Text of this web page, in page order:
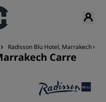
Radisson Blu Hotel, Marrakech
Carre